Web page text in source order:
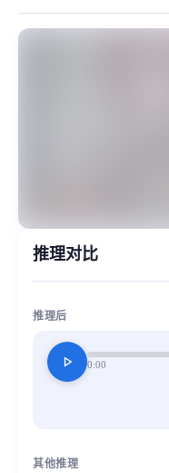
MiaoYin Original Content.
推理对比
推理后
play_arrow 0:00
其他推理